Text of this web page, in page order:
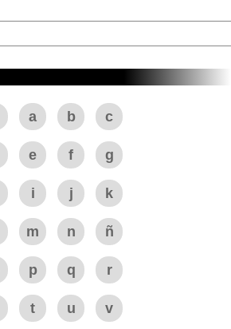
a b c
e f g
i j k
m n ñ
p q r
t u v